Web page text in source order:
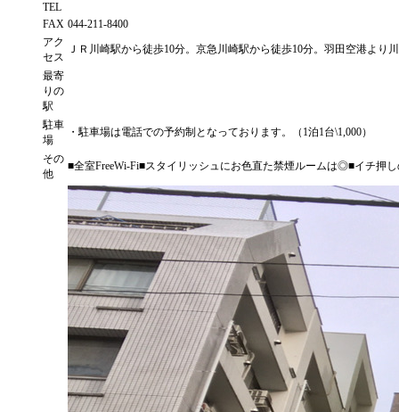
TEL
FAX 044-211-8400
アク
セス
ＪＲ川崎駅から徒歩10分。京急川崎駅から徒歩10分。羽田空港より
最寄
りの
駅
駐車
場
・駐車場は電話での予約制となっております。（1泊1台\1,000）
その
他
■全室FreeWi-Fi■スタイリッシュにお色直た禁煙ルームは◎■イチ押